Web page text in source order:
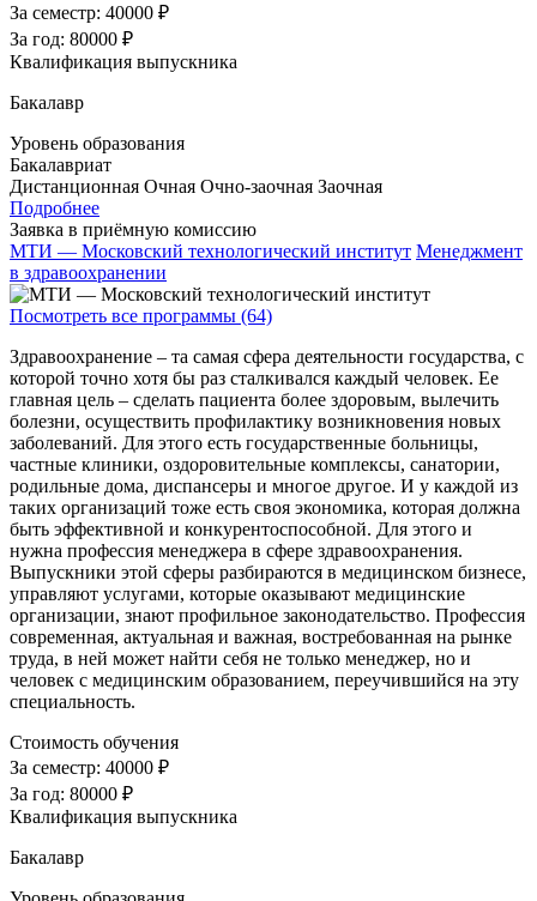
За семестр: 40000 ₽
За год: 80000 ₽
Квалификация выпускника
Бакалавр
Уровень образования
Бакалавриат
Дистанционная Очная Очно-заочная Заочная
Подробнее
Заявка в приёмную комиссию
МТИ — Московский технологический институт Менеджмент
в здравоохранении
Посмотреть все программы (64)
Здравоохранение – та самая сфера деятельности государства, с
которой точно хотя бы раз сталкивался каждый человек. Ее
главная цель – сделать пациента более здоровым, вылечить
болезни, осуществить профилактику возникновения новых
заболеваний. Для этого есть государственные больницы,
частные клиники, оздоровительные комплексы, санатории,
родильные дома, диспансеры и многое другое. И у каждой из
таких организаций тоже есть своя экономика, которая должна
быть эффективной и конкурентоспособной. Для этого и
нужна профессия менеджера в сфере здравоохранения.
Выпускники этой сферы разбираются в медицинском бизнесе,
управляют услугами, которые оказывают медицинские
организации, знают профильное законодательство. Профессия
современная, актуальная и важная, востребованная на рынке
труда, в ней может найти себя не только менеджер, но и
человек с медицинским образованием, переучившийся на эту
специальность.
Стоимость обучения
За семестр: 40000 ₽
За год: 80000 ₽
Квалификация выпускника
Бакалавр